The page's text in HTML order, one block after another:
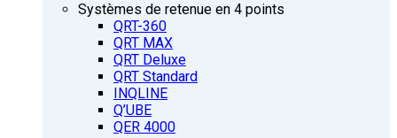
Systèmes de retenue en 4 points
QRT-360
QRT MAX
QRT Deluxe
QRT Standard
INQLINE
Q’UBE
QER 4000